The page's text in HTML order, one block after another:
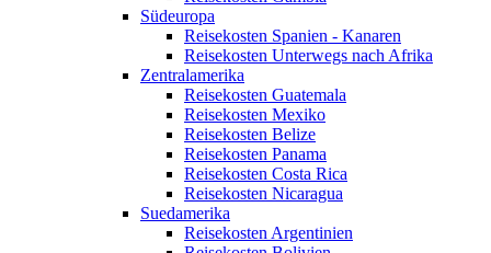
Südeuropa
Reisekosten Spanien - Kanaren
Reisekosten Unterwegs nach Afrika
Zentralamerika
Reisekosten Guatemala
Reisekosten Mexiko
Reisekosten Belize
Reisekosten Panama
Reisekosten Costa Rica
Reisekosten Nicaragua
Suedamerika
Reisekosten Argentinien